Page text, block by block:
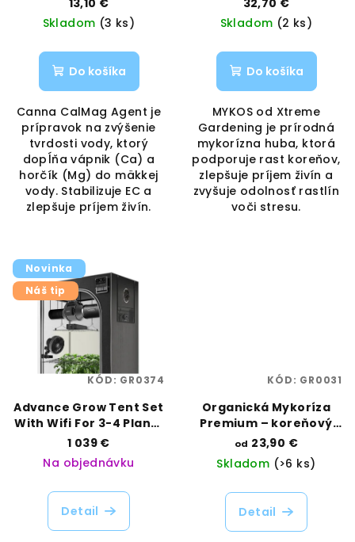
Vaporama
13,10 €
Skladom (3 ks)
Do košíka
Canna CalMag Agent je
prípravok na zvýšenie
tvrdosti vody, ktorý
dopĺňa vápnik (Ca) a
horčík (Mg) do mäkkej
vody. Stabilizuje EC a
zlepšuje príjem živín.
32,70 €
Skladom (2 ks)
Do košíka
MYKOS od Xtreme
Gardening je prírodná
mykorízna huba, ktorá
podporuje rast koreňov,
zlepšuje príjem živín a
zvyšuje odolnosť rastlín
voči stresu.
Novinka
Náš tip
Advance Grow Tent Set
With Wifi For 3-4 Plants
90x90x180cm | AC
INFINITY | VAPORAMA
1 039 €
Na objednávku
Detail
KÓD: GR0374
Organická Mykoríza
Premium – koreňový
booster s
Trichodermou |
Organics Nutrients |
od 23,90 €
Skladom (>6 ks)
Detail
KÓD: GR0031